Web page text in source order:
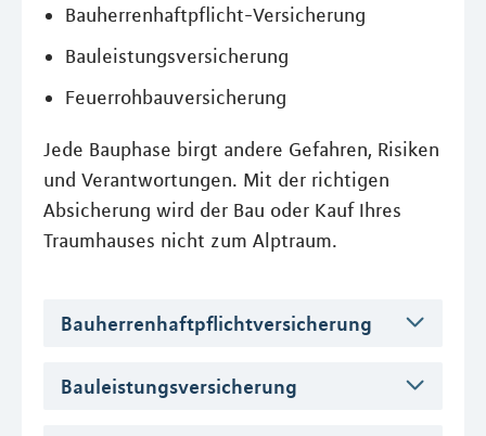
Bauherrenhaftpflicht-Versicherung
Bauleistungsversicherung
Feuerrohbauversicherung
Jede Bauphase birgt andere Gefahren, Risiken
und Verantwortungen. Mit der richtigen
Absicherung wird der Bau oder Kauf Ihres
Traumhauses nicht zum Alptraum.
Bauherrenhaftpflichtversicherung
Bauleistungsversicherung